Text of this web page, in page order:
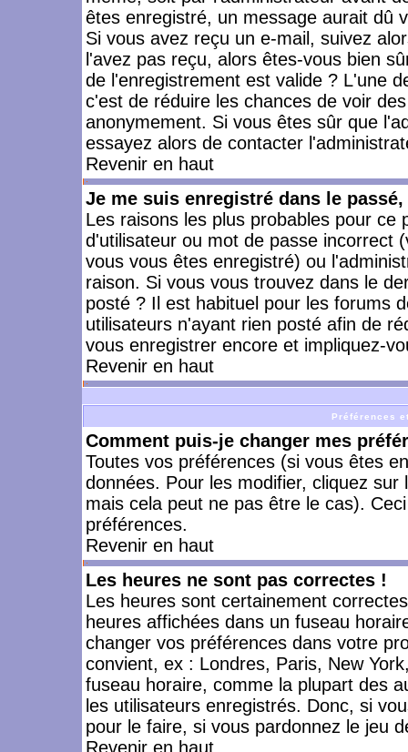
êtes enregistré, un message aurait dû
Si vous avez reçu un e-mail, suivez
l'avez pas reçu, alors êtes-vous bien
de l'enregistrement est valide ? L'une
c'est de réduire les chances de voir
anonymement. Si vous êtes sûr que
essayez alors de contacter
Revenir en haut
Je me suis enregistré dans le
Les raisons les plus probables pour
d'utilisateur ou mot de passe incorrect
vous vous êtes enregistré) ou
raison. Si vous vous trouvez dans le
posté ? Il est habituel pour les forums
utilisateurs n'ayant rien posté afin de
vous enregistrer encore et impliquez-
Revenir en haut
Préférences
Comment puis-je changer mes
Toutes vos préférences (si vous êtes
données. Pour les modifier, cliquez sur
mais cela peut ne pas être le cas).
préférences.
Revenir en haut
Les heures ne sont pas correctes !
Les heures sont certainement
heures affichées dans un fuseau
changer vos préférences dans votre
convient, ex : Londres, Paris, New
fuseau horaire, comme la plupart des
les utilisateurs enregistrés. Donc, si
pour le faire, si vous pardonnez le jeu
Revenir en haut